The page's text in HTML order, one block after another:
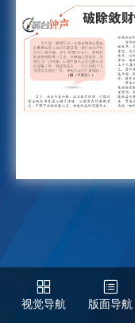
视觉导航 版面导航